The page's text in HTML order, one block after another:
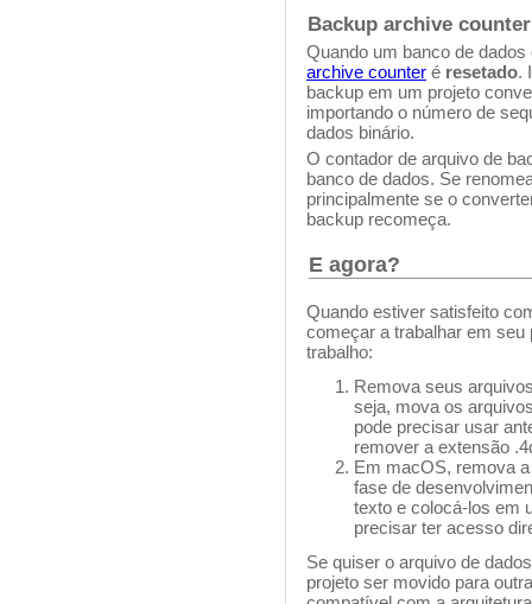
Backup archive counter
Quando um banco de
archive counter é resetado.
backup em um projeto
importando o número de
dados binário.
O contador de arquivo de
banco de dados. Se
principalmente se o
backup recomeça.
E agora?
Quando estiver satisfeito
começar a trabalhar em seu
trabalho:
Remova seus
seja, mova os
pode precisar usar
remover a extensão
Em macOS, remova
fase de
texto e colocá-los em
precisar ter acesso
Se quiser o arquivo de
projeto ser movido para